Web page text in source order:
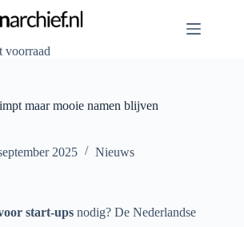
voorraad
maar mooie namen blijven
2025 Nieuws
start-ups nodig? De Nederlandse